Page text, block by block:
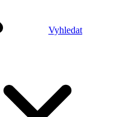
Vyhledat